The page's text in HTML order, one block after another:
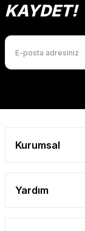
KAYDET!
Kurumsal
Yardım